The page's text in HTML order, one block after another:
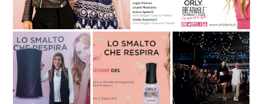
ORLY BREATHABLE:
LA MIA
ESPERIENZA AD
AESTETICA A
NAPOLI
ORLY BREATHABLE:
IL PRIMO
TRATTAMENTO +
COLORE
PROFESSIONALE
NYFW: TOMMY
HILFIGER PORTA IN
PASSERELLA LA
COLLEZIONE
CREATA CON GIGI
HADID